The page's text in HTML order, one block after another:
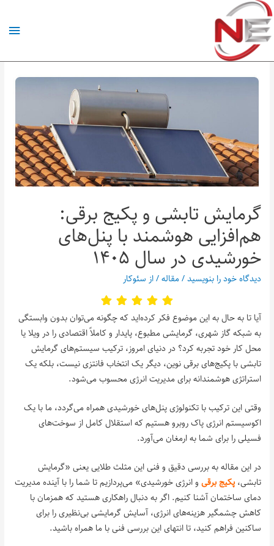
گرمایش تابشی و پکیج برقی:
هم‌افزایی هوشمند با پنل‌های
خورشیدی در سال ۱۴۰۵
دیدگاه‌ خود را بنویسید/مقاله/ از سئوکار
آیا تا به حال به این موضوع فکر کرده‌اید که چگونه می‌توان بدون وابستگی
به شبکه گاز شهری، گرمایشی مطبوع، پایدار و کاملاً اقتصادی را در ویلا یا
محل کار خود تجربه کرد؟ در دنیای امروز، ترکیب سیستم‌های گرمایش
تابشی با پکیج‌های برقی نوین، دیگر یک انتخاب فانتزی نیست، بلکه یک
استراتژی هوشمندانه برای مدیریت انرژی محسوب می‌شود.
وقتی این ترکیب با تکنولوژی پنل‌های خورشیدی همراه می‌گردد، ما با یک
اکوسیستم انرژی پاک روبرو هستیم که استقلال کامل از سوخت‌های
فسیلی را برای شما به ارمغان می‌آورد.
در این مقاله به بررسی دقیق و فنی این مثلث طلایی یعنی «گرمایش
تابشی،پکیج برقی و انرژی خورشیدی» می‌پردازیم تا شما را با آینده مدیریت
دمای ساختمان آشنا کنیم. اگر به دنبال راهکاری هستید که همزمان با
کاهش چشمگیر هزینه‌های انرژی، آسایش گرمایشی بی‌نظیری را برای
ساکنین فراهم کنید، تا انتهای این بررسی فنی با ما همراه باشید.